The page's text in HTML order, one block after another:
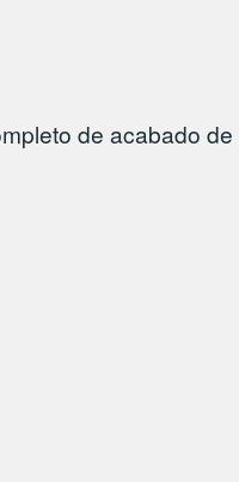
de acabado de